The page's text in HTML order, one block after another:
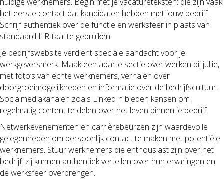
het eerste contact dat kandidaten hebben met jouw bedrijf.
Schrijf authentiek over de functie en werksfeer in plaats van
standaard HR-taal te gebruiken.
Je bedrijfswebsite verdient speciale aandacht voor je
werkgeversmerk. Maak een aparte sectie over werken bij jullie,
met foto’s van echte werknemers, verhalen over
doorgroeimogelijkheden en informatie over de bedrijfscultuur.
Socialmediakanalen zoals LinkedIn bieden kansen om
regelmatig content te delen over het leven binnen je bedrijf.
Netwerkevenementen en carrièrebeurzen zijn waardevolle
gelegenheden om persoonlijk contact te maken met potentiële
werknemers. Stuur werknemers die enthousiast zijn over het
bedrijf: zij kunnen authentiek vertellen over hun ervaringen en
de werksfeer overbrengen.